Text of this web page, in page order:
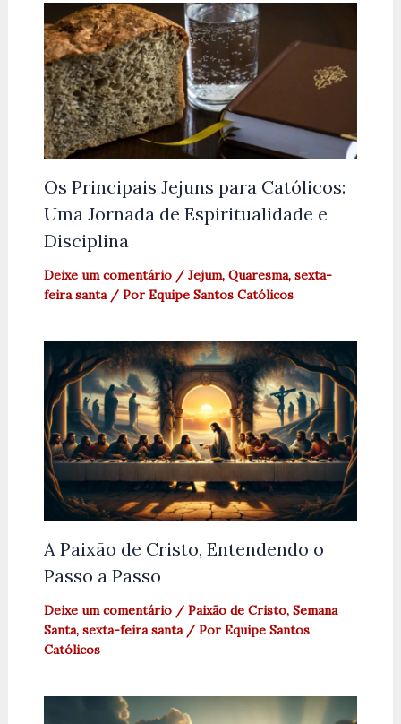
Os Principais Jejuns para Católicos:
Uma Jornada de Espiritualidade e
Disciplina
Deixe um comentário / Jejum, Quaresma, sexta-
feira santa/ Por Equipe Santos Católicos
A Paixão de Cristo, Entendendo o
Passo a Passo
Deixe um comentário / Paixão de Cristo, Semana
Santa, sexta-feira santa/ Por Equipe Santos
Católicos